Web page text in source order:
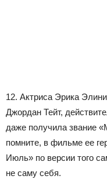
12. Актриса Эрика
Джордан Тейт,
даже получила звание
помните, в фильме ее
Июль» по версии того
не саму себя.